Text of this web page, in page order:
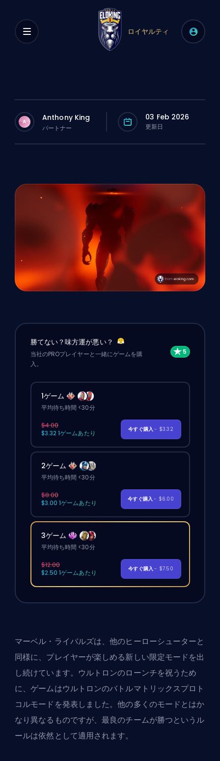
ロイヤルティ
A Anthony King
パートナー
03 Feb 2026
更新日
勝てない？味方運が悪い？
当社のPROプレイヤーと一緒にゲームを購
入。
1ゲーム
平均待ち時間 <30分
$4.00
$3.32 1ゲームあたり
今すぐ購入- $3.32
2ゲーム
平均待ち時間 <30分
$8.00
$3.00 1ゲームあたり
今すぐ購入- $6.00
3ゲーム
平均待ち時間 <30分
$12.00
$2.50 1ゲームあたり
今すぐ購入- $7.50
マーベル・ライバルズは、他のヒーローシューターと
同様に、プレイヤーが楽しめる新しい限定モードを出
し続けています。ウルトロンのローンチを祝うため
に、ゲームはウルトロンのバトルマトリックスプロト
コルモード を発表しました。他の多くのモードとはか
なり異なるものですが、最良のチームが勝つというル
ールは依然として適用されます。